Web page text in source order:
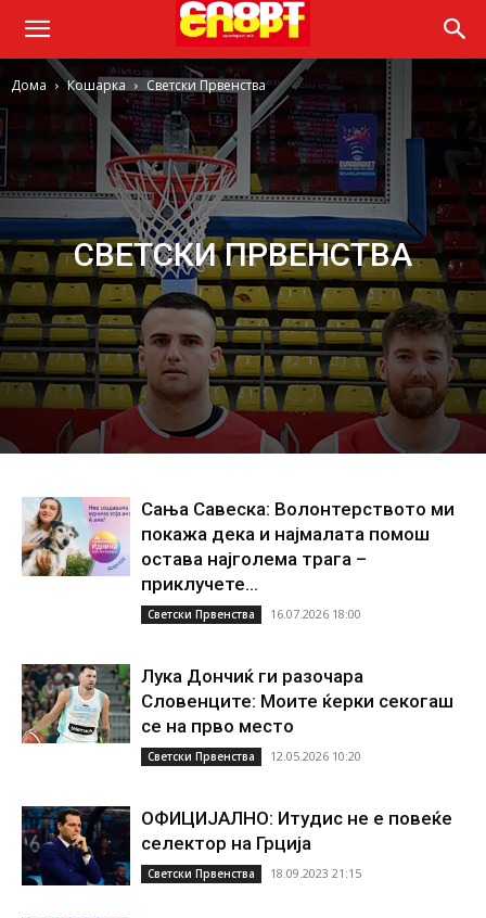
Дома Кошарка Светски Првенства
СВЕТСКИ ПРВЕНСТВА
Сања Савеска: Волонтерството ми
покажа дека и најмалата помош
остава најголема трага –
приклучете...
Светски Првенства 16.07.2026 18:00
Лука Дончиќ ги разочара
Словенците: Моите ќерки секогаш
се на прво место
Светски Првенства 12.05.2026 10:20
ОФИЦИЈАЛНО: Итудис не е повеќе
селектор на Грција
Светски Првенства 18.09.2023 21:15